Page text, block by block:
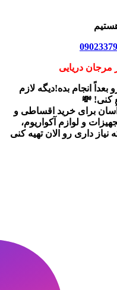
دریایی
انجام بده!دیگه لازم
کنی! 💸
برای خرید اقساطی و
و لوازم آکواریوم،
نیاز داری رو الان تهیه کنی